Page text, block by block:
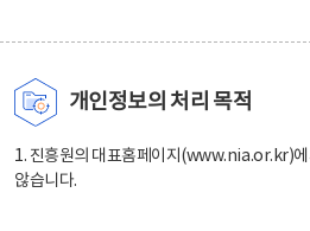
개인정보의 처리 목적
1. 진흥원의 대표홈페이지(www.nia.or.kr)에
않습니다.